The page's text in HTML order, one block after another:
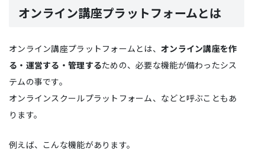
オンライン講座プラットフォームとは
オンライン講座プラットフォームとは、オンライン講座を作
る・運営する・管理するための、必要な機能が備わったシス
テムの事です。
オンラインスクールプラットフォーム、などと呼ぶこともあ
ります。
例えば、こんな機能があります。